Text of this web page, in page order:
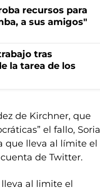
recursos para
a sus amigos"
tras
la tarea de los
de Kirchner, que
el fallo, Soria
que lleva al límite el
de Twitter.
al limite el